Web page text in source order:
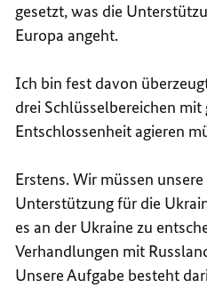
gesetzt, was die
Europa angeht.
Ich bin fest davon
drei Schlüsselbereichen mit
Entschlossenheit agieren
Erstens. Wir müssen
Unterstützung für die
es an der Ukraine zu
Verhandlungen mit
Unsere Aufgabe besteht